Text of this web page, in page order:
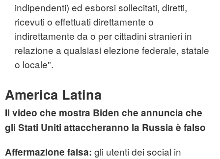
indipendenti) ed esborsi sollecitati, diretti,
ricevuti o effettuati direttamente o
indirettamente da o per cittadini stranieri in
relazione a qualsiasi elezione federale, statale
o locale".
America Latina
Il video che mostra Biden che annuncia che
gli Stati Uniti attaccheranno la Russia è falso
Affermazione falsa: gli utenti dei social in